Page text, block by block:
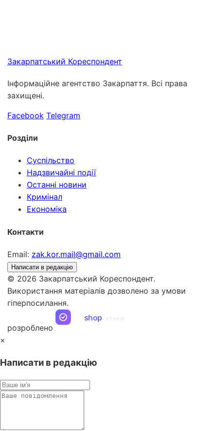
Закарпатський Кореспондент
Інформаційне агентство Закарпаття. Всі права
захищені.
Facebook Telegram
Розділи
Суспільство
Надзвичайні події
Останні новини
Кримінал
Економіка
Контакти
Email: zak.kor.mail@gmail.com
Написати в редакцію
© 2026 Закарпатський Кореспондент.
Використання матеріалів дозволено за умови
гіперпосилання.
розроблено
shop STUDIO
×
Написати в редакцію